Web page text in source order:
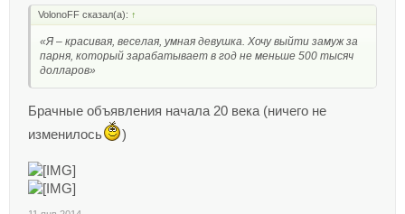
VolonoFF сказал(а): ↑
«Я – красивая, веселая, умная девушка. Хочу выйти замуж за
парня, который зарабатывает в год не меньше 500 тысяч
долларов»
Брачные объявления начала 20 века (ничего не
изменилось
)